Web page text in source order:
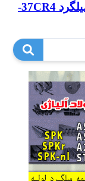
فولاد 7034-تسمه 7034-فولاد 37CR4-میلگرد 37CR4-